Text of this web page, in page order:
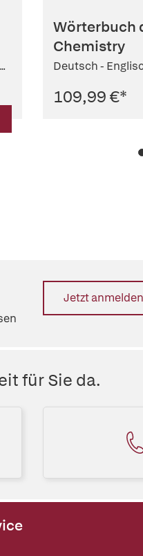
Wörterbuch
Chemistry
Deutsch -
109,99 €*
Jetzt anmelden
für Sie da.